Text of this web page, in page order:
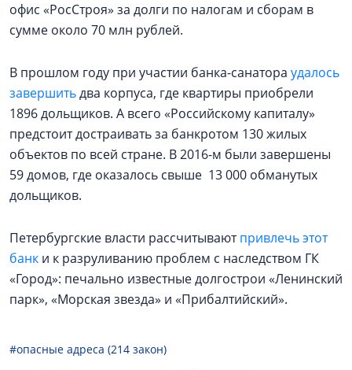
офис «РосСтроя» за долги по налогам и сборам в
сумме около 70 млн рублей.
В прошлом году при участии банка-санатора удалось
завершитьдва корпуса, где квартиры приобрели
1896 дольщиков. А всего «Российскому капиталу»
предстоит достраивать за банкротом 130 жилых
объектов по всей стране. В 2016-м были завершены
59 домов, где оказалось свыше 13 000 обманутых
дольщиков.
Петербургские власти рассчитываютпривлечь этот
банк и к разруливанию проблем с наследством ГК
«Город»: печально известные долгострои «Ленинский
парк», «Морская звезда» и «Прибалтийский».
#опасные адреса (214 закон)